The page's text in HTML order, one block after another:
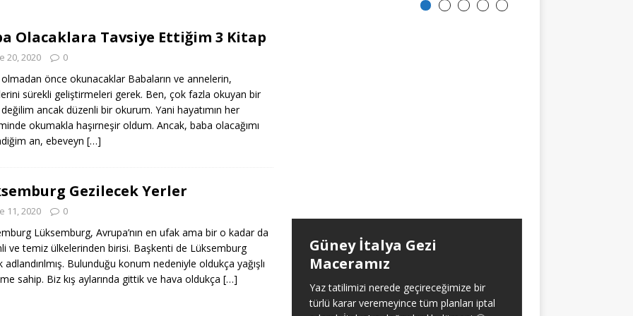
Yerler
ANASAYFA
Maceramız ANASAYFA
Olacaklara Tavsiye Ettiğim 3 Kitap
20, 2020 0
önce okunacaklar Babaların ve annelerin,
sürekli geliştirmeleri gerek. Ben, çok fazla okuyan bir
ancak düzenli bir okurum. Yani hayatımın her
okumakla haşırneşir oldum. Ancak, baba olacağımı
an, ebeveyn […]
Gezilecek Yerler
11, 2020 0
Lüksemburg, Avrupa’nın en ufak ama bir o kadar da
ve temiz ülkelerinden birisi. Başkenti de Lüksemburg
adlandırılmış. Bulunduğu konum nedeniyle oldukça yağışlı
sahip. Biz kış aylarında gittik ve hava oldukça […]
Königsee Gezilecek Yerler
Beni benden alan bir başka yer daha
tanıdım. Königsee pırıl pırıl suyu ve
Güney İtalya Gezi
Maceramız
Yaz tatilimizi nerede geçireceğimize bir
türlü karar veremeyince tüm planları iptal